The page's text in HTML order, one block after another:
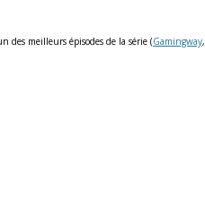
des meilleurs épisodes de la série (Gamingway,